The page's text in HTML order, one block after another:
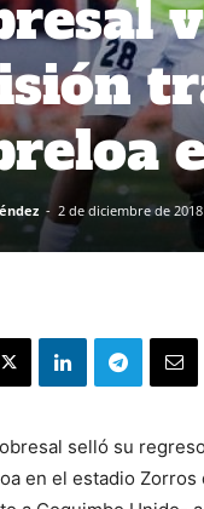
- 2 de diciembre de 2018
selló su
en el estadio